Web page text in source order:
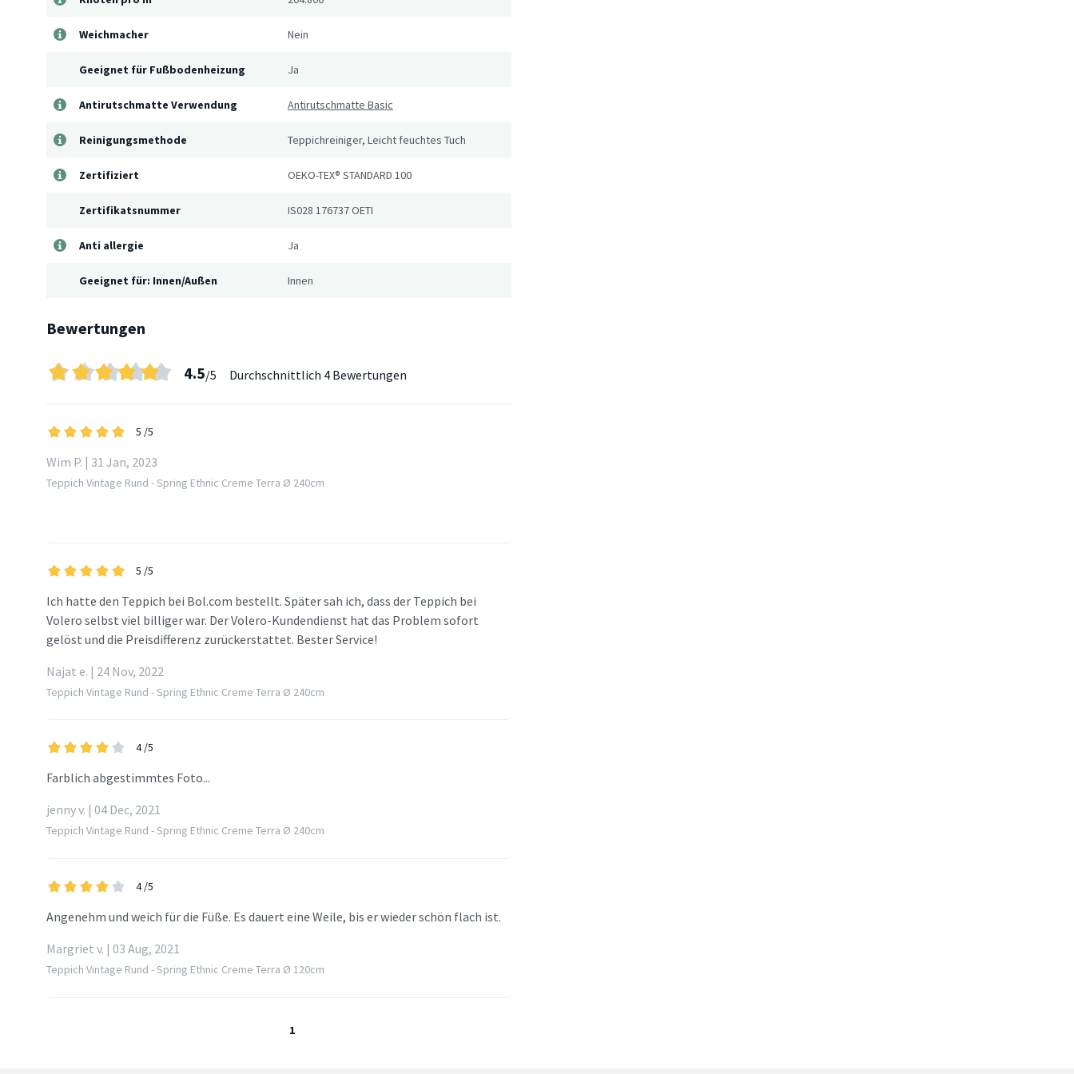
Weichmacher Nein
Geeignet für Fußbodenheizung Ja
Antirutschmatte Verwendung Antirutschmatte Basic
Reinigungsmethode Teppichreiniger, Leicht feuchtes Tuch
Zertifiziert OEKO-TEX® STANDARD 100
Zertifikatsnummer IS028 176737 OETI
Anti allergie Ja
Geeignet für: Innen/Außen Innen
Bewertungen
4.5/5 Durchschnittlich 4 Bewertungen
5 /5
Wim P. | 31 Jan, 2023
Teppich Vintage Rund - Spring Ethnic Creme Terra Ø 240cm
5 /5
Ich hatte den Teppich bei Bol.com bestellt. Später sah ich, dass der Teppich bei
Volero selbst viel billiger war. Der Volero-Kundendienst hat das Problem sofort
gelöst und die Preisdifferenz zurückerstattet. Bester Service!
Najat e. | 24 Nov, 2022
Teppich Vintage Rund - Spring Ethnic Creme Terra Ø 240cm
4 /5
Farblich abgestimmtes Foto...
jenny v. | 04 Dec, 2021
Teppich Vintage Rund - Spring Ethnic Creme Terra Ø 240cm
4 /5
Angenehm und weich für die Füße. Es dauert eine Weile, bis er wieder schön flach ist.
Margriet v. | 03 Aug, 2021
Teppich Vintage Rund - Spring Ethnic Creme Terra Ø 120cm
1